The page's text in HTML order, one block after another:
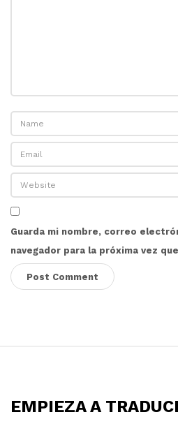
Guarda mi nombre, correo
navegador para la próxima vez
EMPIEZA A